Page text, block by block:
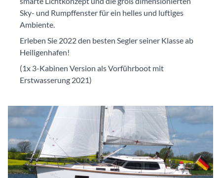
Sky- und Rumpffenster für ein helles und luftiges
Ambiente.
Erleben Sie 2022 den besten Segler seiner Klasse ab
Heiligenhafen!
(1x 3-Kabinen Version als Vorführboot mit
Erstwasserung 2021)